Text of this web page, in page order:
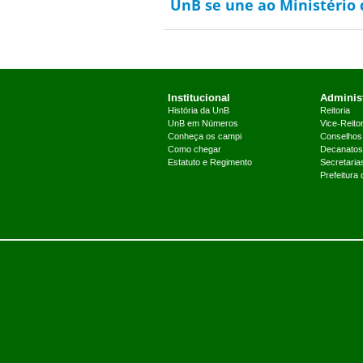
UnB se une ao Ministério
Institucional
História da UnB
UnB em Números
Conheça os campi
Como chegar
Estatuto e Regimento
Reitoria
Vice-
Decanatos
Prefeitura